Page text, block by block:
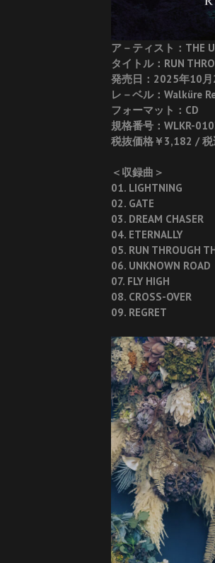
ア－ティスト：THE
タイトル：RUN
発売日：2025年10
レ－ベル：Walküre
フォーマット：CD
規格番号：WLKR-
税抜価格￥3,182 /
＜収録曲＞
01. LIGHTNING
02. GATE
03. DREAM CHASER
04. ETERNALLY
05. RUN THROUGH
06. UNKNOWN ROAD
07. FLY HIGH
08. CROSS-OVER
09. REGRET